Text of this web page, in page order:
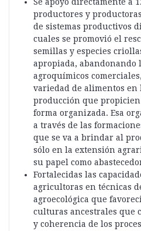
productores y
de sistemas productivos
cuales se promovió el
semillas y especies
apropiada, abandonando
agroquímicos
variedad de alimentos en
producción que propicien
forma organizada. Esa
a través de las
que se va a brindar al
sólo en la extensión
su papel como
Fortalecidas las
agricultoras en técnicas
agroecológica que
culturas ancestrales que
y coherencia de los